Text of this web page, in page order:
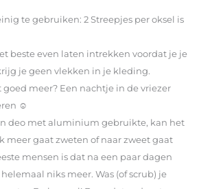
te gebruiken: 2 Streepjes per oksel is
beste even laten intrekken voordat je je
je geen vlekken in je kleding.
goed meer? Een nachtje in de vriezer
☺
deo met aluminium gebruikte, kan het
meer gaat zweten of naar zweet gaat
mensen is dat na een paar dagen
niks meer. Was (of scrub) je